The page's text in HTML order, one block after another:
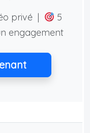
privé |
5
engagement